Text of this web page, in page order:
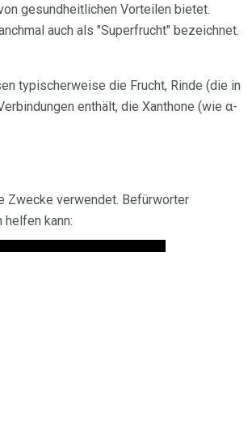
gesundheitlichen Vorteilen bietet.
auch als "Superfrucht" bezeichnet.
typischerweise die Frucht, Rinde (die in
enthält, die Xanthone (wie α-
Zwecke verwendet. Befürworter
kann: